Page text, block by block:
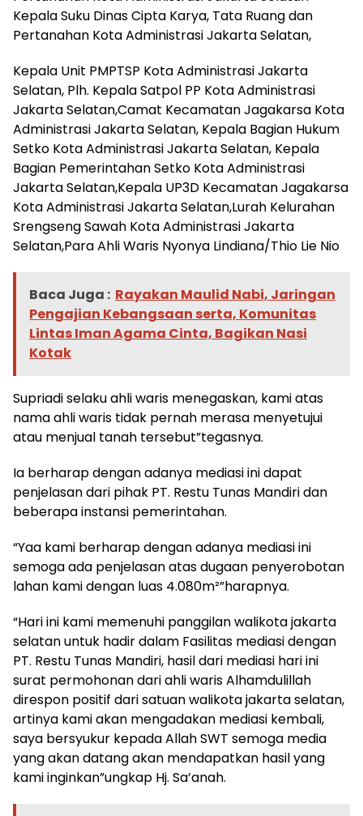
Kepala Suku Dinas Cipta Karya, Tata Ruang dan
Pertanahan Kota Administrasi Jakarta Selatan,
Kepala Unit PMPTSP Kota Administrasi Jakarta
Selatan, Plh. Kepala Satpol PP Kota Administrasi
Jakarta Selatan,Camat Kecamatan Jagakarsa Kota
Administrasi Jakarta Selatan, Kepala Bagian Hukum
Setko Kota Administrasi Jakarta Selatan, Kepala
Bagian Pemerintahan Setko Kota Administrasi
Jakarta Selatan,Kepala UP3D Kecamatan Jagakarsa
Kota Administrasi Jakarta Selatan,Lurah Kelurahan
Srengseng Sawah Kota Administrasi Jakarta
Selatan,Para Ahli Waris Nyonya Lindiana/Thio Lie Nio
Baca Juga : Rayakan Maulid Nabi, Jaringan
Pengajian Kebangsaan serta, Komunitas
Lintas Iman Agama Cinta, Bagikan Nasi
Kotak
Supriadi selaku ahli waris menegaskan, kami atas
nama ahli waris tidak pernah merasa menyetujui
atau menjual tanah tersebut”tegasnya.
Ia berharap dengan adanya mediasi ini dapat
penjelasan dari pihak PT. Restu Tunas Mandiri dan
beberapa instansi pemerintahan.
“Yaa kami berharap dengan adanya mediasi ini
semoga ada penjelasan atas dugaan penyerobotan
lahan kami dengan luas 4.080m²”harapnya.
“Hari ini kami memenuhi panggilan walikota jakarta
selatan untuk hadir dalam Fasilitas mediasi dengan
PT. Restu Tunas Mandiri, hasil dari mediasi hari ini
surat permohonan dari ahli waris Alhamdulillah
direspon positif dari satuan walikota jakarta selatan,
artinya kami akan mengadakan mediasi kembali,
saya bersyukur kepada Allah SWT semoga media
yang akan datang akan mendapatkan hasil yang
kami inginkan”ungkap Hj. Sa’anah.